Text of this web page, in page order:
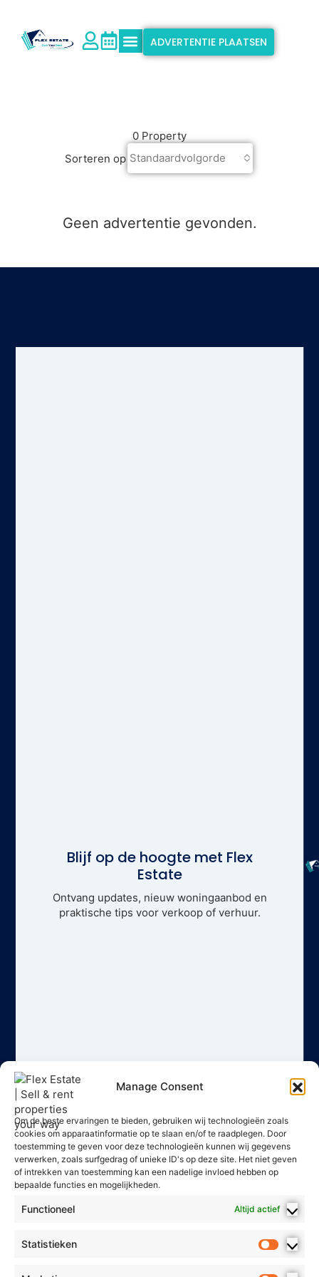
Manage Consent
Om de beste ervaringen te bieden, gebruiken wij technologieën zoals
cookies om apparaatinformatie op te slaan en/of te raadplegen. Door
toestemming te geven voor deze technologieën kunnen wij gegevens
verwerken, zoals surfgedrag of unieke ID's op deze site. Het niet geven
of intrekken van toestemming kan een nadelige invloed hebben op
bepaalde functies en mogelijkheden.
Functioneel Altijd actief
Statistieken
ADVERTENTIE PLAATSEN
0 Property
Sorteren op Standaardvolgorde
Geen advertentie gevonden.
Blijf op de hoogte met Flex
Estate
Ontvang updates, nieuw woningaanbod en
praktische tips voor verkoop of verhuur.